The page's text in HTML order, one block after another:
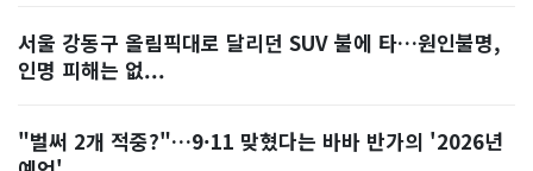
서울 강동구 올림픽대로 달리던 SUV 불에 타…원인불명,
인명 피해는 없...
"벌써 2개 적중?"…9·11 맞혔다는 바바 반가의 '2026년